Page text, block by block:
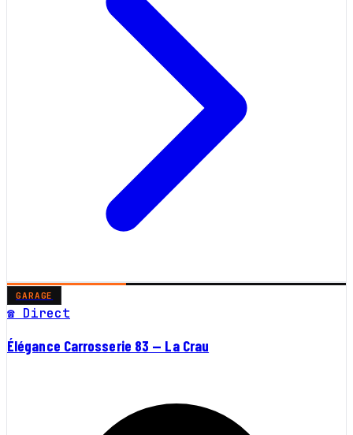
GARAGE
☎ Direct
Élégance Carrosserie 83 — La Crau